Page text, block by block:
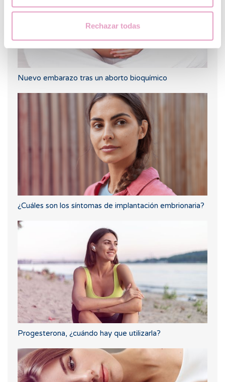
Rechazar todas
Nuevo embarazo tras un aborto bioquímico
¿Cuáles son los síntomas de implantación embrionaria?
Progesterona, ¿cuándo hay que utilizarla?